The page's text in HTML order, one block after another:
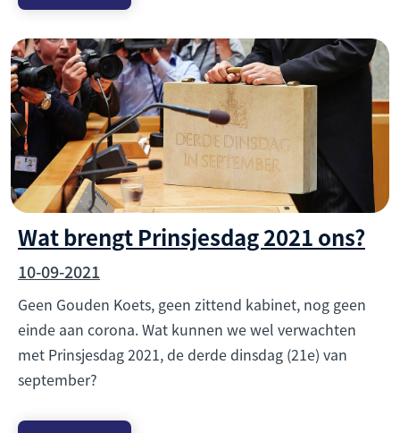
Wat brengt Prinsjesdag 2021 ons?
10-09-2021
Geen Gouden Koets, geen zittend kabinet, nog geen
einde aan corona. Wat kunnen we wel verwachten
met Prinsjesdag 2021, de derde dinsdag (21e) van
september?